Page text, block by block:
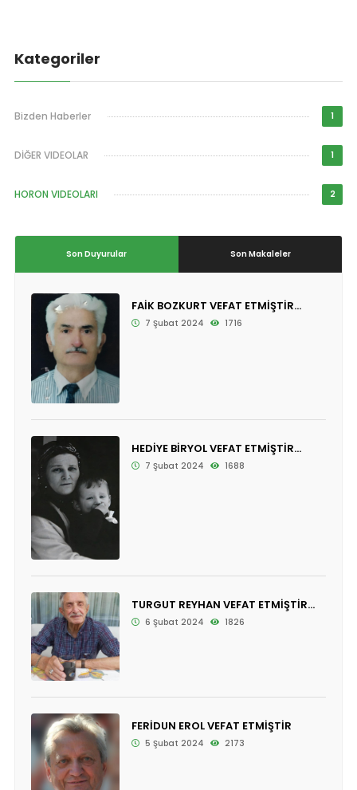
Kategoriler
Bizden Haberler 1
DİĞER VIDEOLAR 1
HORON VIDEOLARI 2
Son Duyurular Son Makaleler
FAİK BOZKURT VEFAT ETMİŞTİR...
7 Şubat 2024 1716
HEDİYE BİRYOL VEFAT ETMİŞTİR...
7 Şubat 2024 1688
TURGUT REYHAN VEFAT ETMİŞTİR...
6 Şubat 2024 1826
FERİDUN EROL VEFAT ETMİŞTİR
5 Şubat 2024 2173